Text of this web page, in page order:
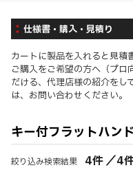
仕様書・購入・見積り
カートに製品を入れると見積
ご購入をご希望の方へ（プロ
だける、代理店様の紹介をし
は、お問い合わせください。
キー付フラットハン
絞り込み検索結果 4件／4